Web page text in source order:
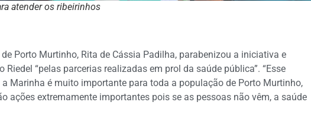
atender os ribeirinhos
Porto Murtinho, Rita de Cássia Padilha, parabenizou a iniciativa e
“pelas parcerias realizadas em prol da saúde pública”. “Esse
Marinha é muito importante para toda a população de Porto Murtinho,
ações extremamente importantes pois se as pessoas não vêm, a saúde